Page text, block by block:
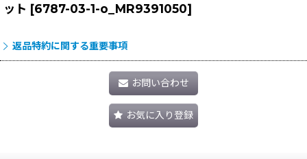
ット [6787-03-1-o_MR9391050]
返品特約に関する重要事項
お問い合わせ
お気に入り登録